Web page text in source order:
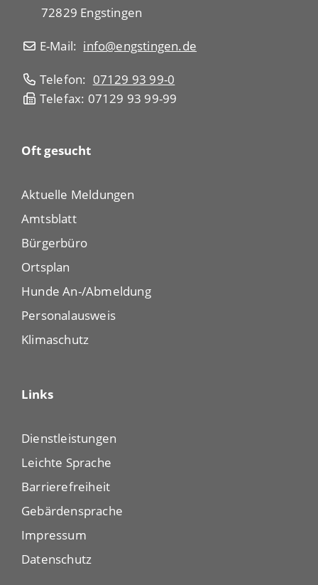
72829 Engstingen
E-Mail: info@engstingen.de
Telefon: 07129 93 99-0
Telefax: 07129 93 99-99
Oft gesucht
Aktuelle Meldungen
Amtsblatt
Bürgerbüro
Ortsplan
Hunde An-/Abmeldung
Personalausweis
Klimaschutz
Links
Dienstleistungen
Leichte Sprache
Barrierefreiheit
Gebärdensprache
Impressum
Datenschutz